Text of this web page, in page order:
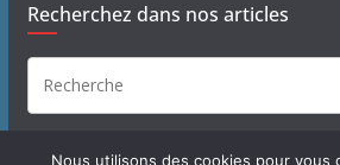
Recherchez dans nos articles
Nous utilisons des cookies pour vous